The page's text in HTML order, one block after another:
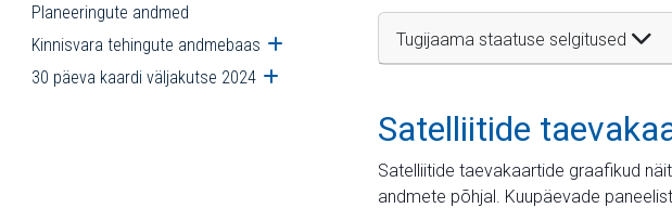
Planeeringute andmed
Kinnisvara tehingute andmebaas Ava alammenüü
30 päeva kaardi väljakutse 2024 Ava alammenüü
Tugijaama staatuse selgitused
Satelliitide
Satelliitide taevakaartide graafikud
andmete põhjal. Kuupäevade